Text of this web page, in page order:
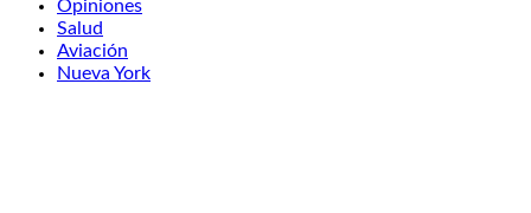
Opiniones
Salud
Aviación
Nueva York